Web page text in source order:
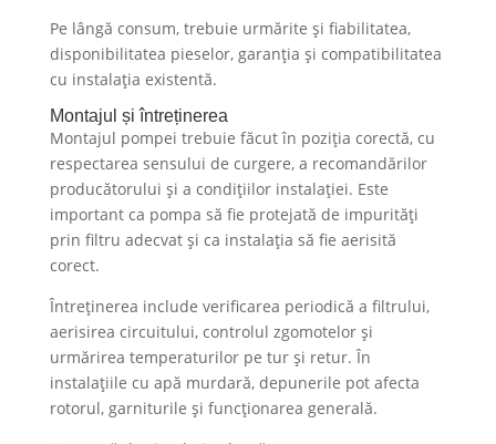
Pe lângă consum, trebuie urmărite și fiabilitatea,
disponibilitatea pieselor, garanția și compatibilitatea
cu instalația existentă.
Montajul și întreținerea
Montajul pompei trebuie făcut în poziția corectă, cu
respectarea sensului de curgere, a recomandărilor
producătorului și a condițiilor instalației. Este
important ca pompa să fie protejată de impurități
prin filtru adecvat și ca instalația să fie aerisită
corect.
Întreținerea include verificarea periodică a filtrului,
aerisirea circuitului, controlul zgomotelor și
urmărirea temperaturilor pe tur și retur. În
instalațiile cu apă murdară, depunerile pot afecta
rotorul, garniturile și funcționarea generală.